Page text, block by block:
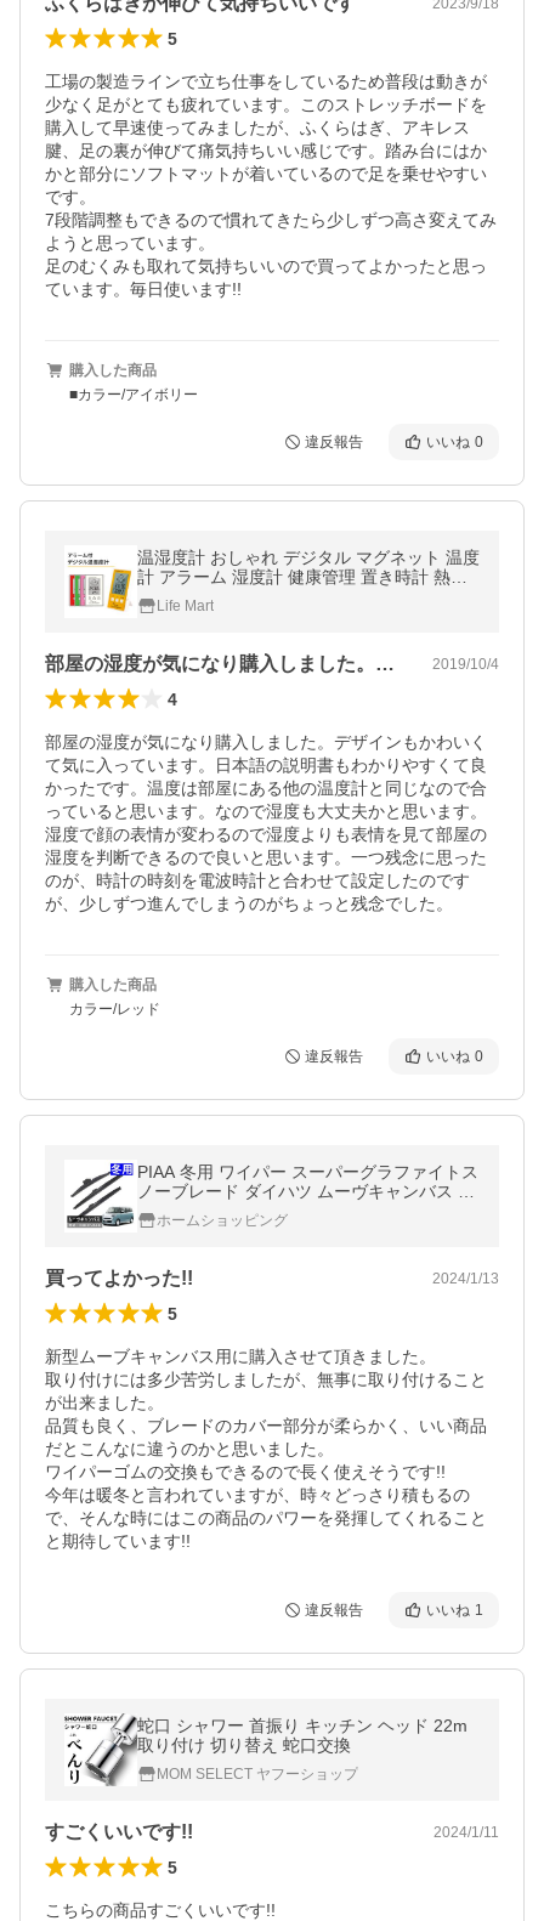
5
工場の製造ラインで立ち仕事をしているため普段は動きが
少なく足がとても疲れています。このストレッチボードを
購入して早速使ってみましたが、ふくらはぎ、アキレス
腱、足の裏が伸びて痛気持ちいい感じです。踏み台にはか
かと部分にソフトマットが着いているので足を乗せやすい
です。
7段階調整もできるので慣れてきたら少しずつ高さ変えてみ
ようと思っています。
足のむくみも取れて気持ちいいので買ってよかったと思っ
ています。毎日使います!!
購入した商品
■カラー/アイボリー
違反報告 いいね 0
温湿度計 おしゃれ デジタル マグネット 温度
計 アラーム 湿度計 健康管理 置き時計 熱中
症予防 インフルエンザ予防
Life Mart
部屋の湿度が気になり購入しました。デザ… 2019/10/4
4
部屋の湿度が気になり購入しました。デザインもかわいく
て気に入っています。日本語の説明書もわかりやすくて良
かったです。温度は部屋にある他の温度計と同じなので合
っていると思います。なので湿度も大丈夫かと思います。
湿度で顔の表情が変わるので湿度よりも表情を見て部屋の
湿度を判断できるので良いと思います。一つ残念に思った
のが、時計の時刻を電波時計と合わせて設定したのです
が、少しずつ進んでしまうのがちょっと残念でした。
購入した商品
カラー/レッド
違反報告 いいね 0
PIAA 冬用 ワイパー スーパーグラファイトス
ノーブレード ダイハツ ムーヴキャンバス H2
8.9〜R4.6 3本セット WG45W×2 WG30KWT
（ラッピング不可）
ホームショッピング
買ってよかった!! 2024/1/13
5
新型ムーブキャンバス用に購入させて頂きました。
取り付けには多少苦労しましたが、無事に取り付けること
が出来ました。
品質も良く、ブレードのカバー部分が柔らかく、いい商品
だとこんなに違うのかと思いました。
ワイパーゴムの交換もできるので長く使えそうです!!
今年は暖冬と言われていますが、時々どっさり積もるの
で、そんな時にはこの商品のパワーを発揮してくれること
と期待しています!!
違反報告 いいね 1
蛇口 シャワー 首振り キッチン ヘッド 22m
取り付け 切り替え 蛇口交換
MOM SELECT ヤフーショップ
すごくいいです!! 2024/1/11
5
こちらの商品すごくいいです!!